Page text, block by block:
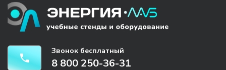
Звонок бесплатный
8 800 250-36-31